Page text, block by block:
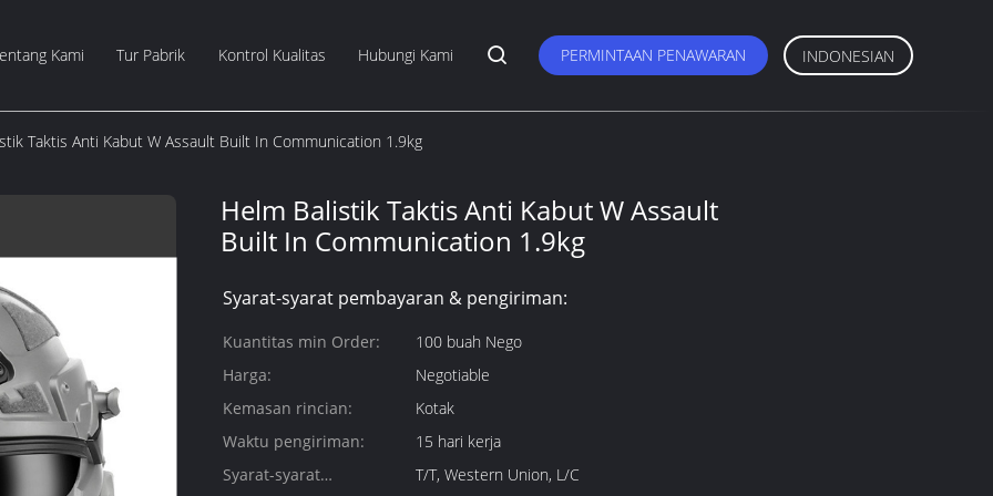
Kami Tur Pabrik Kontrol Kualitas Hubungi Kami PERMINTAAN PENAWARAN INDONESIAN
Taktis Anti Kabut W Assault Built In Communication 1.9kg
Helm Balistik Taktis Anti Kabut W Assault
Built In Communication 1.9kg
Syarat-syarat pembayaran & pengiriman:
Kuantitas min Order:
100 buah Nego
Harga:
Negotiable
Kemasan rincian:
Kotak
Waktu pengiriman:
15 hari kerja
Syarat-syarat
T/T, Western Union, L/C